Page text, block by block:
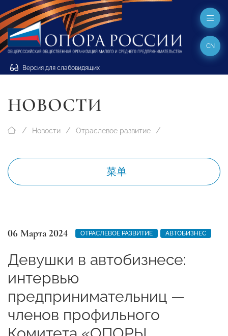
Версия для слабовидящих
CN
НОВОСТИ
Новости Отраслевое развитие
菜单
06 Марта 2024 ОТРАСЛЕВОЕ РАЗВИТИЕ АВТОБИЗНЕС
Девушки в автобизнесе:
интервью
предпринимательниц —
членов профильного